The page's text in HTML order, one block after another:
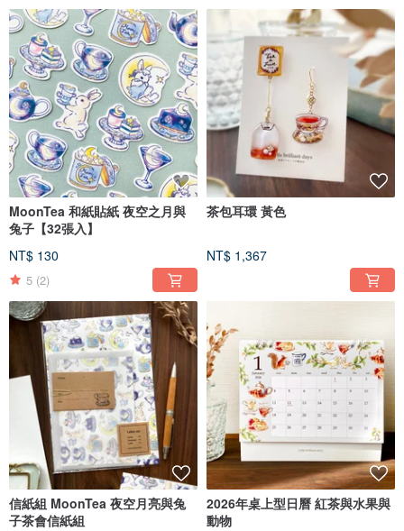
MoonTea 和紙貼紙 夜空之月與
兔子【32張入】
NT$ 130
5 (2)
茶包耳環 黃色
NT$ 1,367
信紙組 MoonTea 夜空月亮與兔
子茶會信紙組
2026年桌上型日曆 紅茶與水果與
動物